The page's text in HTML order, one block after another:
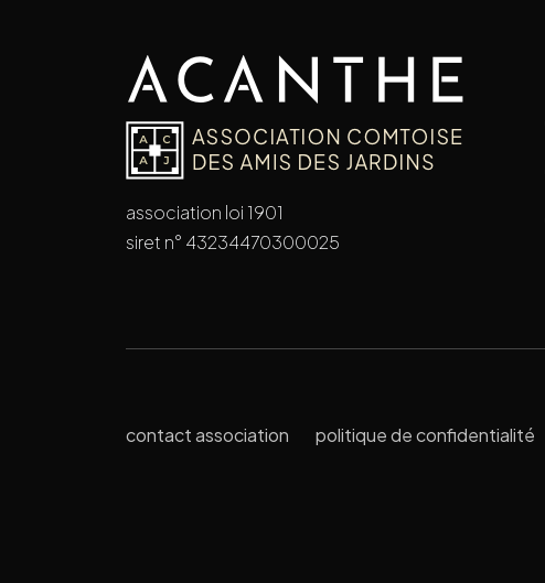
association loi 1901
siret n° 43234470300025
contact association politique de confidentialité